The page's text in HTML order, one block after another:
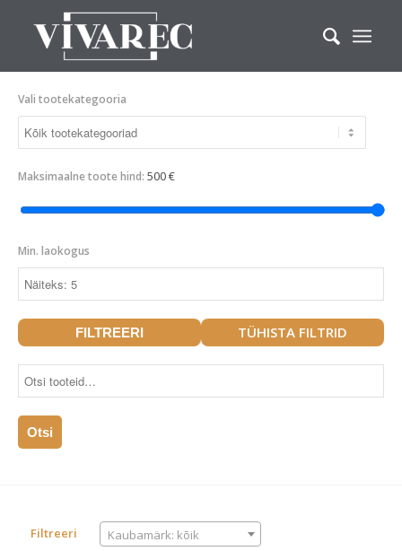
Vali tootekategooria
Maksimaalne toote hind: 500 €
Min. laokogus
FILTREERI TÜHISTA FILTRID
Otsi
Filtreeri KAUBAMÄRK
Kaubamärk: kõik